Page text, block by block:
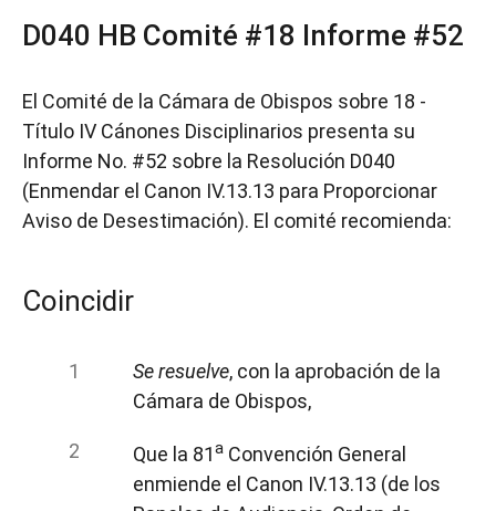
D040 HB Comité #18 Informe #52
El Comité de la Cámara de Obispos sobre 18 -
Título IV Cánones Disciplinarios presenta su
Informe No. #52 sobre la Resolución D040
(Enmendar el Canon IV.13.13 para Proporcionar
Aviso de Desestimación). El comité recomienda:
Coincidir
Se resuelve, con la aprobación de la
Cámara de Obispos,
Que la 81a Convención General
enmiende el Canon IV.13.13 (de los